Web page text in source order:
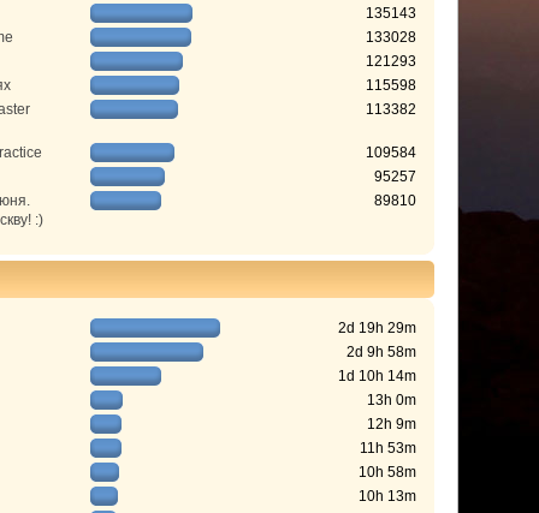
135143
133028
121293
115598
113382
109584
95257
:)
89810
2d 19h 29m
2d 9h 58m
1d 10h 14m
13h 0m
12h 9m
11h 53m
10h 58m
10h 13m